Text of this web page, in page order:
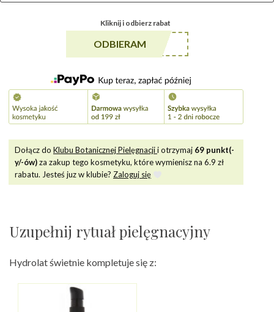
Kliknij i odbierz rabat
ODBIERAM
******A5
Dołącz do Klubu Botanicznej Pielęgnacjii otrzymaj 69 punkt(-
y/-ów)za zakup tego kosmetyku, które wymienisz na 6.9 zł
rabatu. Jesteś juz w klubie? Zaloguj się
Uzupełnij rytuał pielęgnacyjny
Hydrolat świetnie kompletuje się z: